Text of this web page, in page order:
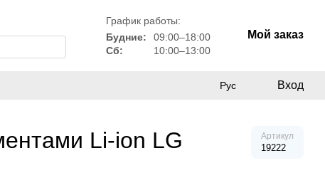
График работы:
Будние:
09:00–18:00
Сб:
10:00–13:00
Мой заказ
Рус Вход
Li-ion LG
Артикул
19222